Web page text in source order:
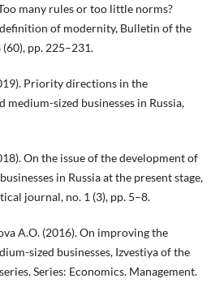
many rules or too little norms?
of modernity, Bulletin of the
pp. 225–231.
Priority directions in the
medium-sized businesses in Russia,
On the issue of the development of
in Russia at the present stage,
journal, no. 1 (3), pp. 5–8.
A.O. (2016). On improving the
sized businesses, Izvestiya of the
Series: Economics. Management.